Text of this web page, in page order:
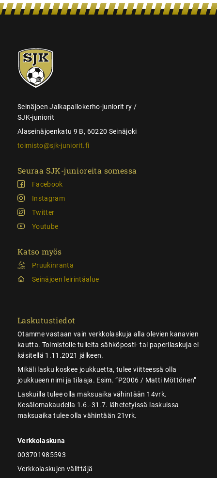
SJK-
juniorit
Seinäjoen Jalkapallokerho-juniorit ry /
SJK-juniorit
Alaseinäjoenkatu 9 B, 60220 Seinäjoki
toimisto@sjk-juniorit.fi
Seuraa SJK-junioreita somessa
Facebook
Instagram
Twitter
Youtube
Katso myös
Pruukinranta
Seinäjoen leirintäalue
Laskutustiedot
Otamme vastaan vain verkkolaskuja alla olevien kanavien
kautta. Toimistolle tulleita sähköposti- tai paperilaskuja ei
käsitellä 1.11.2021 jälkeen.
Mikäli lasku koskee joukkuetta, tulee viitteessä olla
joukkueen nimi ja tilaaja. Esim. ”P2006 / Matti Möttönen”
Laskuilla tulee olla maksuaika vähintään 14vrk.
Kesälomakaudella 1.6.-31.7. lähetetyissä laskuissa
maksuaika tulee olla vähintään 21vrk.
Verkkolaskuna
003701985593
Verkkolaskujen välittäjä